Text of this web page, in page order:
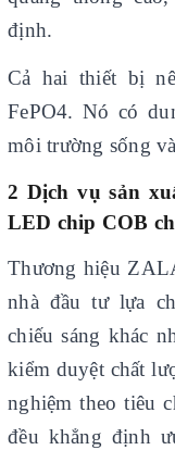
định.
Cả hai thiết bị
FePO4. Nó có
môi trường sống
2 Dịch vụ sản
LED chip COB
Thương hiệu
nhà đầu tư lựa
chiếu sáng khác
kiểm duyệt chất
nghiệm theo tiêu
đều khẳng định